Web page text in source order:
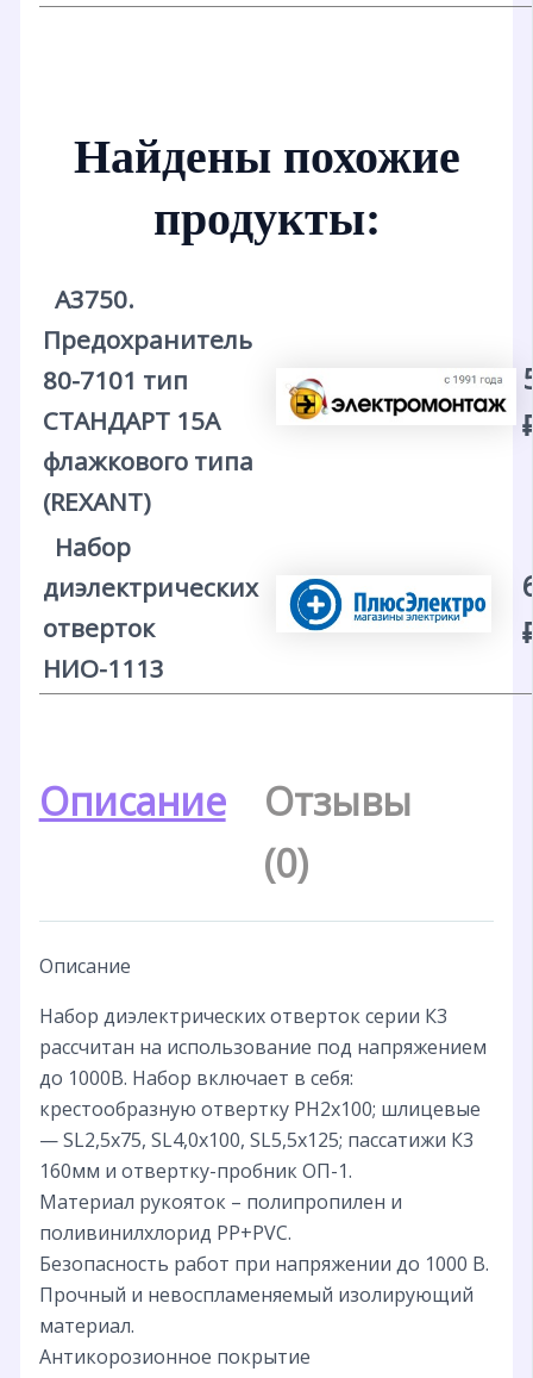
Найдены похожие
продукты:
А3750.
Предохранитель
80-7101 тип
СТАНДАРТ 15А
флажкового типа
(REXANT)
Набор
диэлектрических
отверток
НИО-1113
Описание
Отзывы
(0)
Описание
Набор диэлектрических отверток серии К3
рассчитан на использование под напряжением
до 1000В. Набор включает в себя:
крестообразную отвертку PH2х100; шлицевые
— SL2,5х75, SL4,0х100, SL5,5х125; пассатижи К3
160мм и отвертку-пробник ОП-1.
Материал рукояток – полипропилен и
поливинилхлорид PP+PVC.
Безопасность работ при напряжении до 1000 В.
Прочный и невоспламеняемый изолирующий
материал.
Антикорозионное покрытие